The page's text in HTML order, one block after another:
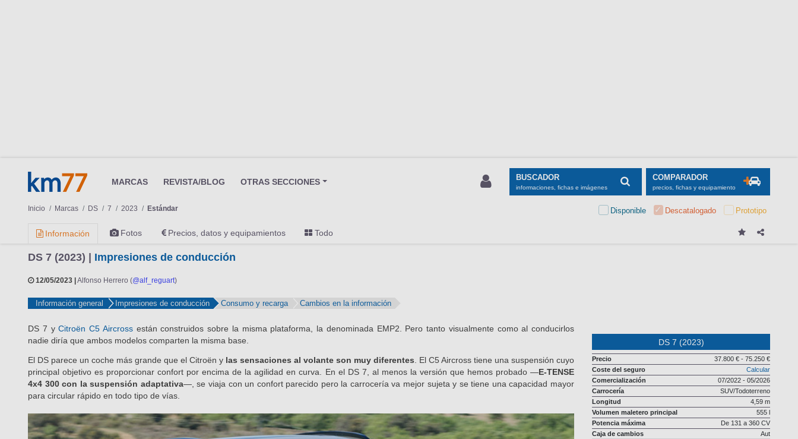
MARCAS REVISTA/BLOG OTRAS SECCIONES BUSCADOR
informaciones, fichas e imágenes
COMPARADOR
precios, fichas y equipamiento
Inicio Marcas DS 7 2023 Estándar Disponible Descatalogado Prototipo
Información Fotos Precios, datos y equipamientos Todo
DS 7 (2023) | Impresiones de conducción
12/05/2023 | Alfonso Herrero (@alf_reguart)
Información general Impresiones de conducción Consumo y recarga Cambios en la información
DS 7 yCitroën C5 Aircrossestán construidos sobre la misma plataforma, la denominada EMP2. Pero tanto visualmente como al conducirlos
nadie diría que ambos modelos comparten la misma base.
El DS parece un coche más grande que el Citroën y las sensaciones al volante son muy diferentes . El C5 Aircross tiene una suspensión cuyo
principal objetivo es proporcionar confort por encima de la agilidad en curva. En el DS 7, al menos la versión que hemos probado —E-TENSE
4x4 300 con la suspensión adaptativa—, se viaja con un confort parecido pero la carrocería va mejor sujeta y se tiene una capacidad mayor
para circular rápido en todo tipo de vías.
DS 7 (2023)
Precio
37.800 € - 75.250 €
Coste del seguro
Calcular
Comercialización
07/2022 - 05/2026
Carrocería
SUV/Todoterreno
Longitud
4,59 m
Volumen maletero principal
555 l
Potencia máxima
De 131 a 360 CV
Caja de cambios
Aut